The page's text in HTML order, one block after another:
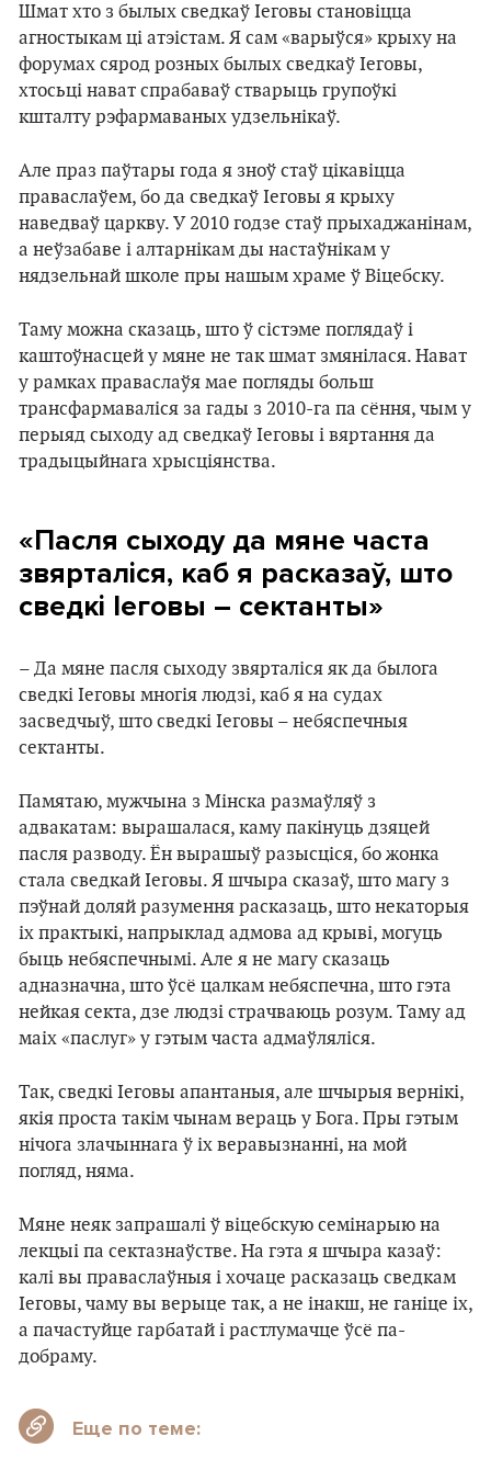
Шмат хто з былых сведкаў Іеговы становіцца
агностыкам ці атэістам. Я сам «варыўся» крыху на
форумах сярод розных былых сведкаў Іеговы,
хтосьці нават спрабаваў стварыць групоўкі
кшталту рэфармаваных удзельнікаў.
Але праз паўтары года я зноў стаў цікавіцца
праваслаўем, бо да сведкаў Іеговы я крыху
наведваў царкву. У 2010 годзе стаў прыхаджанінам,
а неўзабаве і алтарнікам ды настаўнікам у
нядзельнай школе пры нашым храме ў Віцебску.
Таму можна сказаць, што ў сістэме поглядаў і
каштоўнасцей у мяне не так шмат змянілася. Нават
у рамках праваслаўя мае погляды больш
трансфармаваліся за гады з 2010-га па сёння, чым у
перыяд сыходу ад сведкаў Іеговы і вяртання да
традыцыйнага хрысціянства.
«Пасля сыходу да мяне часта
звярталіся, каб я расказаў, што
сведкі Іеговы – сектанты»
– Да мяне пасля сыходу звярталіся як да былога
сведкі Іеговы многія людзі, каб я на судах
засведчыў, што сведкі Іеговы – небяспечныя
сектанты.
Памятаю, мужчына з Мінска размаўляў з
адвакатам: вырашалася, каму пакінуць дзяцей
пасля разводу. Ён вырашыў разысціся, бо жонка
стала сведкай Іеговы. Я шчыра сказаў, што магу з
пэўнай доляй разумення расказаць, што некаторыя
іх практыкі, напрыклад адмова ад крыві, могуць
быць небяспечнымі. Але я не магу сказаць
адназначна, што ўсё цалкам небяспечна, што гэта
нейкая секта, дзе людзі страчваюць розум. Таму ад
маіх «паслуг» у гэтым часта адмаўляліся.
Так, сведкі Іеговы апантаныя, але шчырыя вернікі,
якія проста такім чынам вераць у Бога. Пры гэтым
нічога злачыннага ў іх веравызнанні, на мой
погляд, няма.
Мяне неяк запрашалі ў віцебскую семінарыю на
лекцыі па сектазнаўстве. На гэта я шчыра казаў:
калі вы праваслаўныя і хочаце расказаць сведкам
Іеговы, чаму вы верыце так, а не інакш, не ганіце іх,
а пачастуйце гарбатай і растлумачце ўсё па-
добраму.
Еще по теме: